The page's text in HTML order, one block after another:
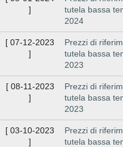
]
tutela bassa
2024
[ 07-12-2023
]
Prezzi di
tutela bassa
2023
[ 08-11-2023
]
Prezzi di
tutela bassa
2023
[ 03-10-2023
]
Prezzi di
tutela bassa